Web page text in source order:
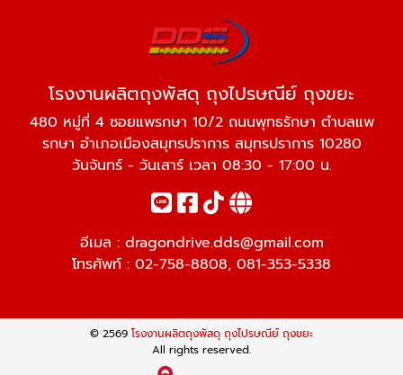
โรงงานผลิตถุงพัสดุ ถุงไปรษณีย์ ถุงขยะ
480 หมู่ที่ 4 ซอยแพรกษา 10/2 ถนนพุทธรักษา ตำบลแพ
รกษา อำเภอเมืองสมุทรปราการ สมุทรปราการ 10280
วันจันทร์ - วันเสาร์ เวลา 08:30 - 17:00 น.
อีเมล : dragondrive.dds@gmail.com
โทรศัพท์ : 02-758-8808, 081-353-5338
© 2569 โรงงานผลิตถุงพัสดุ ถุงไปรษณีย์ ถุงขยะ
All rights reserved.